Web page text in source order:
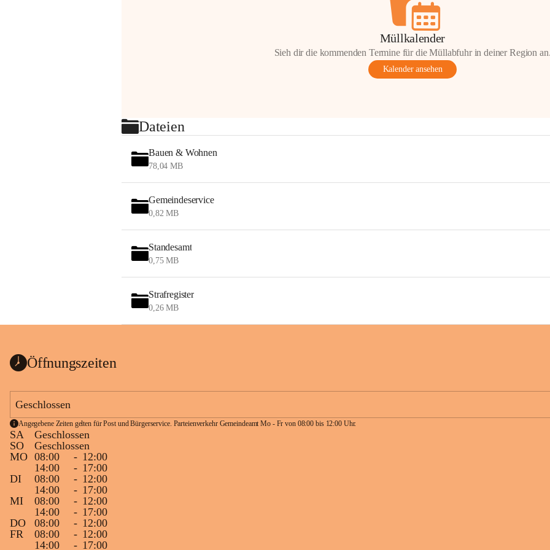
Müllkalender
Sieh dir die kommenden Termine für die Müllabfuhr in deiner Region
Kalender ansehen
Dateien
Bauen & Wohnen
78,04 MB
Gemeindeservice
0,82 MB
Standesamt
0,75 MB
Strafregister
0,26 MB
Öffnungszeiten
Geschlossen
Angegebene Zeiten gelten für Post und Bürgerservice. Parteienverkehr Gemeindeamt Mo - Fr von 08:00 bis 12:00 Uhr.
SA
Geschlossen
SO
Geschlossen
MO 08:00 - 12:00
14:00
- 17:00
DI
08:00 - 12:00
14:00
- 17:00
MI
08:00 - 12:00
14:00
- 17:00
DO
08:00 - 12:00
FR
08:00 - 12:00
14:00
- 17:00